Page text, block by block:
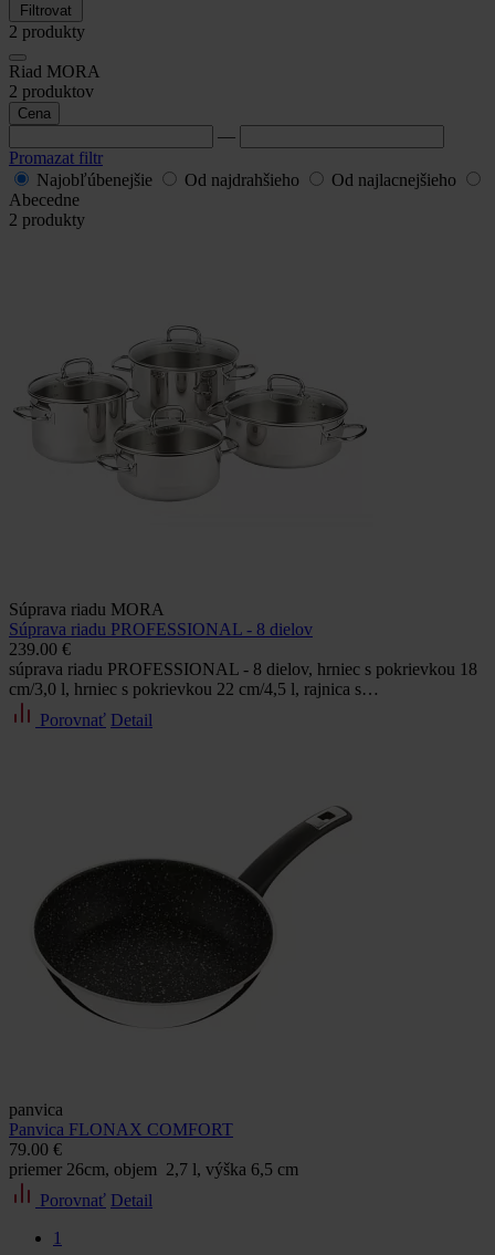
Filtrovat
2 produkty
Riad MORA
2 produktov
Cena
—
Promazat filtr
Najobľúbenejšie
Od najdrahšieho
Od najlacnejšieho
Abecedne
2 produkty
Súprava riadu MORA
Súprava riadu PROFESSIONAL - 8 dielov
239.00 €
súprava riadu PROFESSIONAL - 8 dielov, hrniec s pokrievkou 18
cm/3,0 l, hrniec s pokrievkou 22 cm/4,5 l, rajnica s…
Porovnať Detail
panvica
Panvica FLONAX COMFORT
79.00 €
priemer 26cm, objem 2,7 l, výška 6,5 cm
Porovnať Detail
1